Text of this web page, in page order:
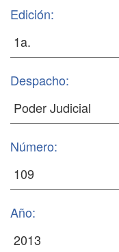
Edición:
Despacho:
Número:
Año: